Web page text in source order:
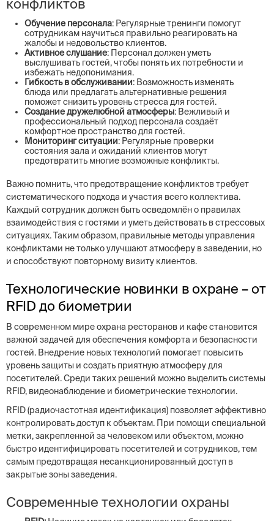
конфликтов
Обучение персонала: Регулярные тренинги помогут
сотрудникам научиться правильно реагировать на
жалобы и недовольство клиентов.
Активное слушание: Персонал должен уметь
выслушивать гостей, чтобы понять их потребности и
избежать недопонимания.
Гибкость в обслуживании: Возможность изменять
блюда или предлагать альтернативные решения
поможет снизить уровень стресса для гостей.
Создание дружелюбной атмосферы: Вежливый и
профессиональный подход персонала создаёт
комфортное пространство для гостей.
Мониторинг ситуации: Регулярные проверки
состояния зала и ожиданий клиентов могут
предотвратить многие возможные конфликты.
Важно помнить, что предотвращение конфликтов требует
систематического подхода и участия всего коллектива.
Каждый сотрудник должен быть осведомлён о правилах
взаимодействия с гостями и уметь действовать в стрессовых
ситуациях. Таким образом, правильные методы управления
конфликтами не только улучшают атмосферу в заведении, но
и способствуют повторному визиту клиентов.
Технологические новинки в охране – от
RFID до биометрии
В современном мире охрана ресторанов и кафе становится
важной задачей для обеспечения комфорта и безопасности
гостей. Внедрение новых технологий помогает повысить
уровень защиты и создать приятную атмосферу для
посетителей. Среди таких решений можно выделить системы
RFID, видеонаблюдение и биометрические технологии.
RFID (радиочастотная идентификация) позволяет эффективно
контролировать доступ к объектам. При помощи специальной
метки, закрепленной за человеком или объектом, можно
быстро идентифицировать посетителей и сотрудников, тем
самым предотвращая несанкционированный доступ в
закрытые зоны заведения.
Современные технологии охраны